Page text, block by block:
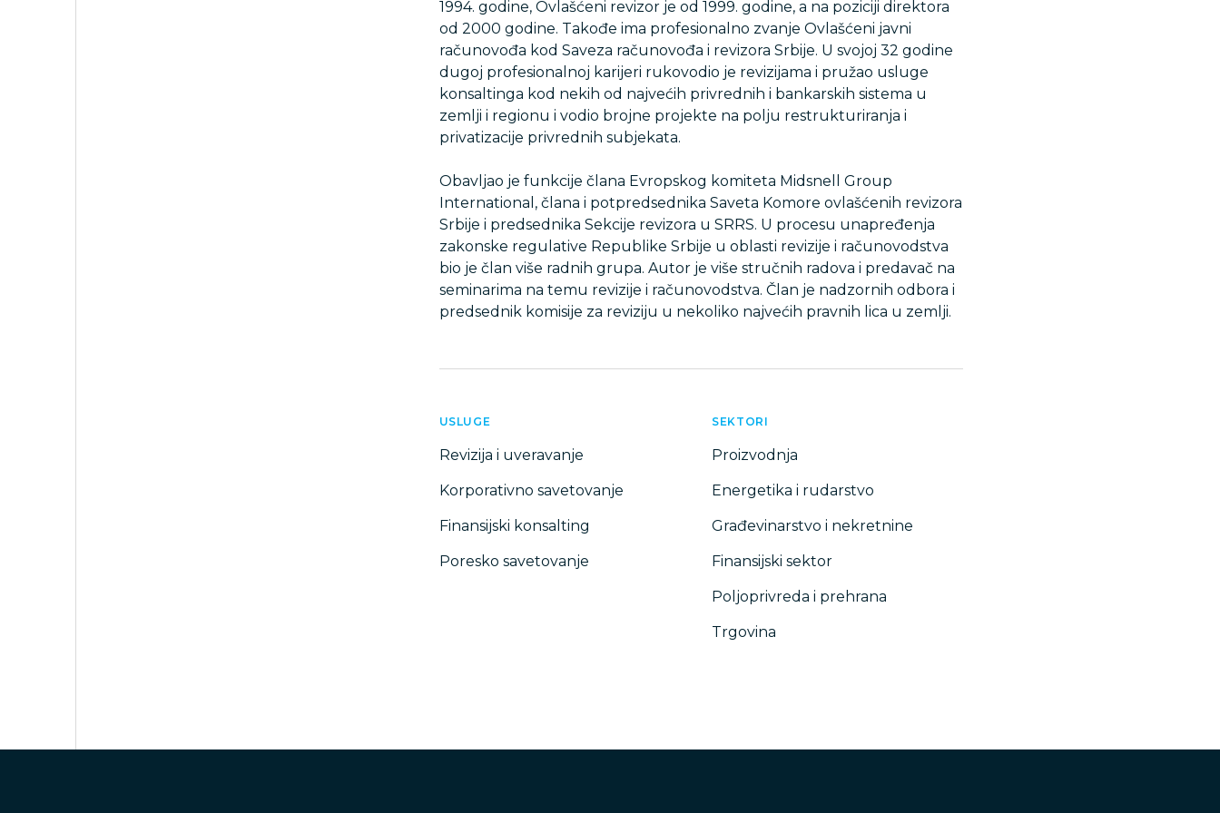
1994. godine, Ovlašćeni revizor je od 1999. godine, a na poziciji direktora
od 2000 godine. Takođe ima profesionalno zvanje Ovlašćeni javni
računovođa kod Saveza računovođa i revizora Srbije. U svojoj 32 godine
dugoj profesionalnoj karijeri rukovodio je revizijama i pružao usluge
konsaltinga kod nekih od najvećih privrednih i bankarskih sistema u
zemlji i regionu i vodio brojne projekte na polju restrukturiranja i
privatizacije privrednih subjekata.
Obavljao je funkcije člana Evropskog komiteta Midsnell Group
International, člana i potpredsednika Saveta Komore ovlašćenih revizora
Srbije i predsednika Sekcije revizora u SRRS. U procesu unapređenja
zakonske regulative Republike Srbije u oblasti revizije i računovodstva
bio je član više radnih grupa. Autor je više stručnih radova i predavač na
seminarima na temu revizije i računovodstva. Član je nadzornih odbora i
predsednik komisije za reviziju u nekoliko najvećih pravnih lica u zemlji.
USLUGE
Revizija i uveravanje
Korporativno savetovanje
Finansijski konsalting
Poresko savetovanje
SEKTORI
Proizvodnja
Energetika i rudarstvo
Građevinarstvo i nekretnine
Finansijski sektor
Poljoprivreda i prehrana
Trgovina